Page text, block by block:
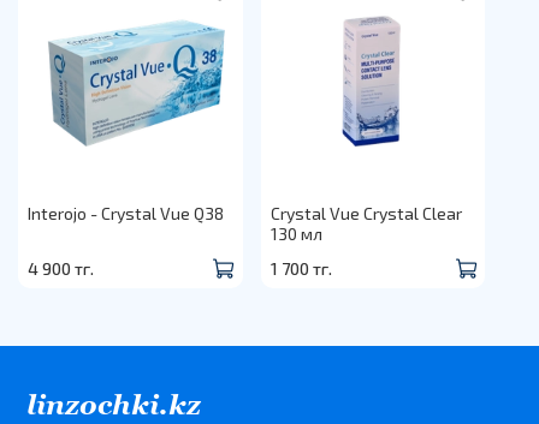
Interojo - Crystal Vue Q38
4 900 тг.
Crystal Vue Crystal Clear
130 мл
1 700 тг.